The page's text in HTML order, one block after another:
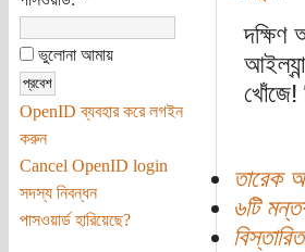
ভুলোনা আমায়
OpenID ব্যবহার করে লগইন
করুন
Cancel OpenID login
সদস্য নিবন্ধন
পাসওয়ার্ড হারিয়েছে?
দক্ষিণ
খোঁজে!
তারেক
৬টি